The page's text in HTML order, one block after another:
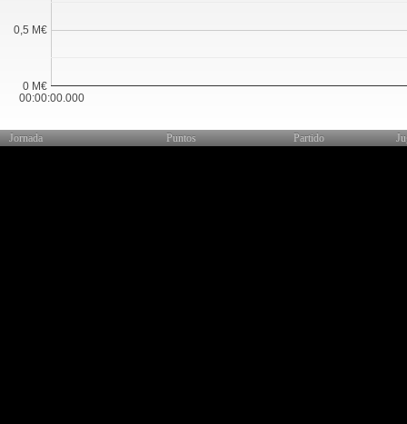
00:00:00.000
0 M€
0,5 M€
Jornada Puntos Partido